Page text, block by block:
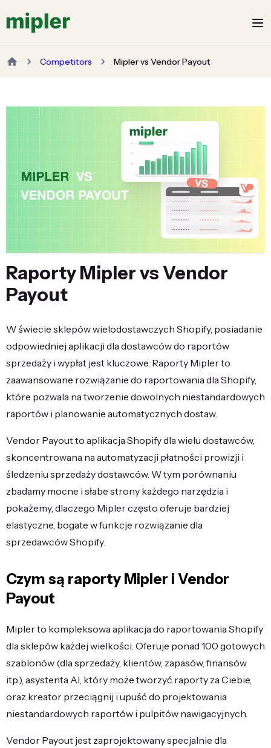
Competitors Mipler vs Vendor Payout
Raporty Mipler vs Vendor
Payout
W świecie sklepów wielodostawczych Shopify, posiadanie
odpowiedniej aplikacji dla dostawców do raportów
sprzedaży i wypłat jest kluczowe. Raporty Mipler to
zaawansowane rozwiązanie do raportowania dla Shopify,
które pozwala na tworzenie dowolnych niestandardowych
raportów i planowanie automatycznych dostaw.
Vendor Payout to aplikacja Shopify dla wielu dostawców,
skoncentrowana na automatyzacji płatności prowizji i
śledzeniu sprzedaży dostawców. W tym porównaniu
zbadamy mocne i słabe strony każdego narzędzia i
pokażemy, dlaczego Mipler często oferuje bardziej
elastyczne, bogate w funkcje rozwiązanie dla
sprzedawców Shopify.
Czym są raporty Mipler i Vendor
Payout
Mipler to kompleksowa aplikacja do raportowania Shopify
dla sklepów każdej wielkości. Oferuje ponad 100 gotowych
szablonów (dla sprzedaży, klientów, zapasów, finansów
itp.), asystenta AI, który może tworzyć raporty za Ciebie,
oraz kreator przeciągnij i upuść do projektowania
niestandardowych raportów i pulpitów nawigacyjnych.
Vendor Payout jest zaprojektowany specjalnie dla